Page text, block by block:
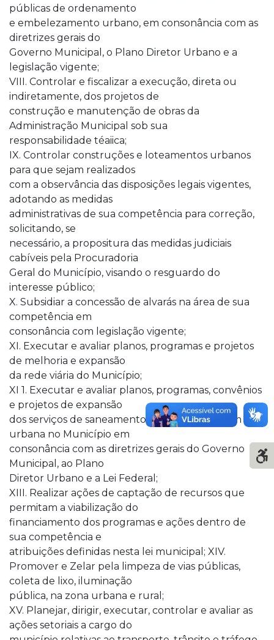
públicas de ordenamento
e embelezamento urbano, em consonância com as
diretrizes gerais do
Governo Municipal, o Plano Diretor Urbano e a
legislação vigente;
VIII. Controlar e fiscalizar a execução, direta ou
indiretamente, dos projetos de
construção e manutenção de obras da
Administração Municipal sob sua
responsabilidade téaiica;
IX. Controlar construções e loteamentos urbanos
para que sejam realizados
com a observância das disposições legais vigentes,
adotando as medidas
administrativas de sua competência para correção,
solicitando, se
necessário, a propositura das medidas judiciais
cabíveis pela Procuradoria
Geral do Município, visando o resguardo do
interesse público;
X. Subsidiar a concessão de alvarás na área de sua
competência em
consonância com legislação vigente;
XI. Executar e avaliar planos, programas e projetos
de melhoria e expansão
da rede viária do Município;
XI 1. Executar e avaliar planos, programas, convênios
e projetos de expansão
dos serviços de saneamento básico e drenagem
urbana no Município em
consonância com as diretrizes gerais do Governo
Municipal, ao Plano
Diretor Urbano e a Lei Federal;
XIII. Realizar ações de captação de recursos que
permitam a viabilização do
financiamento dos programas e ações dentro de
sua competência e
atribuições definidas nesta lei municipal; XIV.
Promover e Zelar pela limpeza de vias públicas,
coleta de lixo, iluminação
pública, na zona urbana e rural;
XV. Planejar, dirigir, executar, controlar e avaliar as
ações setoriais a cargo do